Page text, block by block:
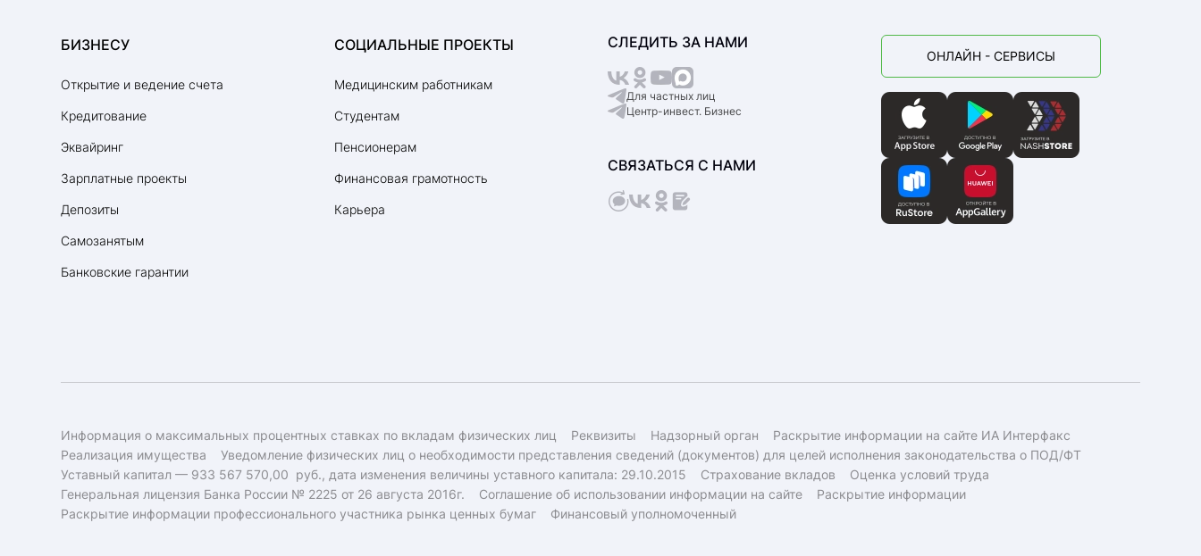
БИЗНЕСУ
Открытие и ведение счета
Кредитование
Эквайринг
Зарплатные проекты
Депозиты
Самозанятым
Банковские гарантии
СОЦИАЛЬНЫЕ ПРОЕКТЫ
Медицинским работникам
Студентам
Пенсионерам
Финансовая грамотность
Карьера
СЛЕДИТЬ ЗА НАМИ
Для частных лиц
Центр-инвест. Бизнес
СВЯЗАТЬСЯ С НАМИ
ОНЛАЙН - СЕРВИСЫ
Информация о максимальных процентных ставках по вкладам физических лиц Реквизиты Надзорный орган
Раскрытие информации на сайте ИА Интерфакс
Реализация имущества
Уведомление физических лиц о необходимости представления сведений (документов) для целей исполнения законодательства о ПОД/ФТ
Уставный капитал — 933 567 570,00 руб., дата изменения величины уставного капитала: 29.10.2015
Страхование вкладов
Оценка условий труда
Генеральная лицензия Банка России № 2225 от 26 августа 2016г.
Соглашение об использовании информации на сайте
Раскрытие информации
Раскрытие информации профессионального участника рынка ценных бумаг
Финансовый уполномоченный